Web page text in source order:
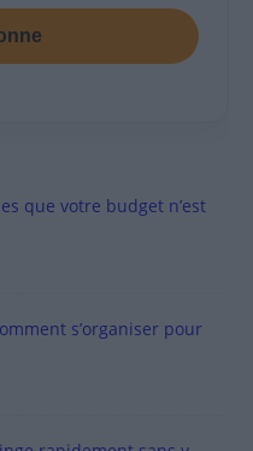
que votre budget n’est
s’organiser pour